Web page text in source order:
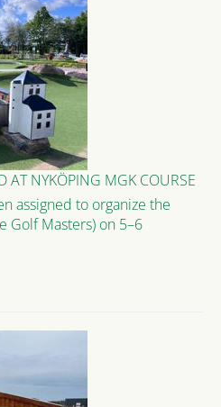
AT NYKÖPING MGK COURSE
assigned to organize the
Golf Masters) on 5–6